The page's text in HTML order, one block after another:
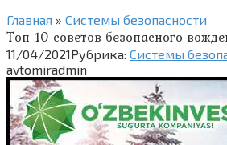
Главная » Системы безопасности
Топ-10 советов безопасного
11/04/2021Рубрика: Системы
avtomiradmin